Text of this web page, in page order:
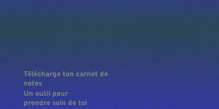
Télécharge ton carnet de
notes
Un outil pour
prendre soin de toi